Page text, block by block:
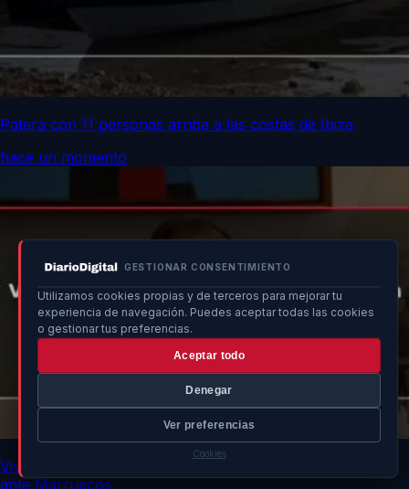
GESTIONAR CONSENTIMIENTO
Utilizamos cookies propias y de terceros para mejorar tu
experiencia de navegación. Puedes aceptar todas las cookies
o gestionar tus preferencias.
Aceptar todo
Denegar
Ver preferencias
Cookies
Patera con 11 personas arriba a las costas de Ibiza
hace un momento
Vivas urge a la UE fortalecer frontera por vulnerabilidad
ante Marruecos